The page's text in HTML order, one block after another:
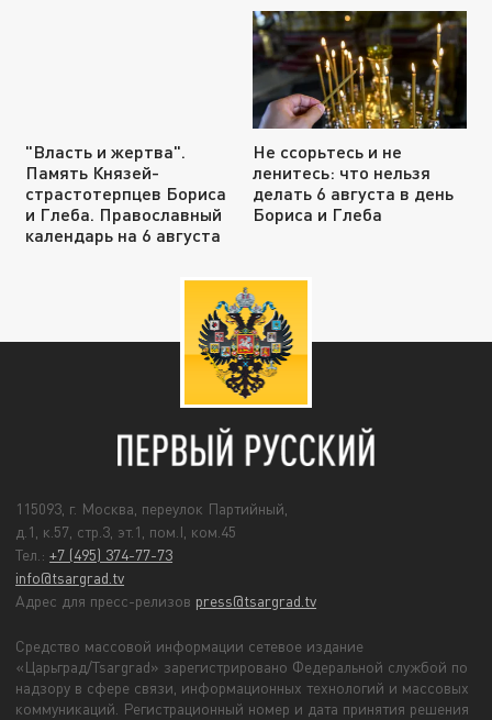
"Власть и жертва".
Память Князей-
страстотерпцев Бориса
и Глеба. Православный
календарь на 6 августа
Не ссорьтесь и не
ленитесь: что нельзя
делать 6 августа в день
Бориса и Глеба
115093, г. Москва, переулок Партийный,
д.1, к.57, стр.3, эт.1, пом.I, ком.45
Тел.:+7 (495) 374-77-73
info@tsargrad.tv
Адрес для пресс-релизов press@tsargrad.tv
Средство массовой информации сетевое издание
«Царьград/Tsargrad» зарегистрировано Федеральной службой по
надзору в сфере связи, информационных технологий и массовых
коммуникаций. Регистрационный номер и дата принятия решения